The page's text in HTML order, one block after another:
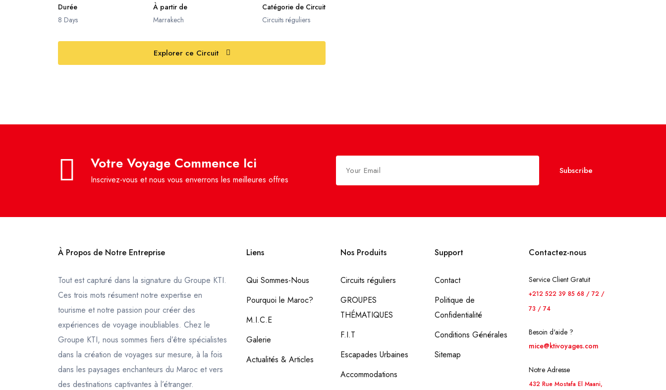
Durée
8 Days
À partir de
Marrakech
Catégorie de Circuit
Circuits réguliers
Explorer ce Circuit
Votre Voyage Commence Ici
Inscrivez-vous et nous vous enverrons les meilleures offres
Subscribe
À Propos de Notre Entreprise
Tout est capturé dans la signature du Groupe KTI.
Ces trois mots résument notre expertise en
tourisme et notre passion pour créer des
expériences de voyage inoubliables. Chez le
Groupe KTI, nous sommes fiers d’être spécialistes
dans la création de voyages sur mesure, à la fois
dans les paysages enchanteurs du Maroc et vers
des destinations captivantes à l’étranger.
Liens
Qui Sommes-Nous
Pourquoi le Maroc?
M.I.C.E
Galerie
Actualités & Articles
Nos Produits
Circuits réguliers
GROUPES
THÉMATIQUES
F.I.T
Escapades Urbaines
Accommodations
Support
Contact
Politique de
Confidentialité
Conditions Générales
Sitemap
Contactez-nous
Service Client Gratuit
+212 522 39 85 68 / 72 /
73 / 74
Besoin d'aide ?
mice@ktivoyages.com
Notre Adresse
432 Rue Mostafa El Maani,